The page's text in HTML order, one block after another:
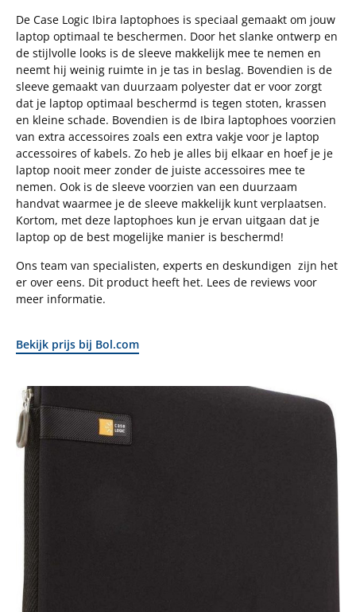
De Case Logic Ibira laptophoes is speciaal gemaakt om jouw
laptop optimaal te beschermen. Door het slanke ontwerp en
de stijlvolle looks is de sleeve makkelijk mee te nemen en
neemt hij weinig ruimte in je tas in beslag. Bovendien is de
sleeve gemaakt van duurzaam polyester dat er voor zorgt
dat je laptop optimaal beschermd is tegen stoten, krassen
en kleine schade. Bovendien is de Ibira laptophoes voorzien
van extra accessoires zoals een extra vakje voor je laptop
accessoires of kabels. Zo heb je alles bij elkaar en hoef je je
laptop nooit meer zonder de juiste accessoires mee te
nemen. Ook is de sleeve voorzien van een duurzaam
handvat waarmee je de sleeve makkelijk kunt verplaatsen.
Kortom, met deze laptophoes kun je ervan uitgaan dat je
laptop op de best mogelijke manier is beschermd!
Ons team van specialisten, experts en deskundigen zijn het
er over eens. Dit product heeft het. Lees de reviews voor
meer informatie.
Bekijk prijs bij Bol.com